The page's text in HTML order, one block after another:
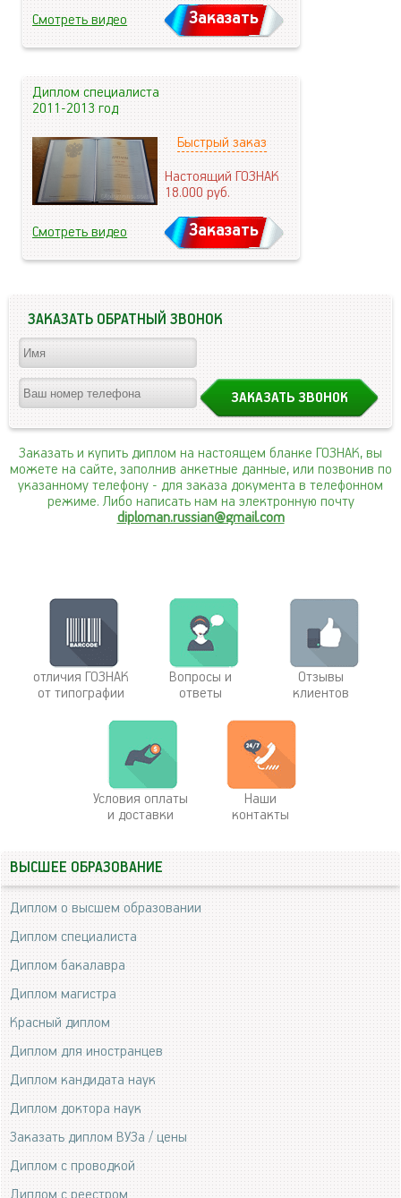
Смотреть видео Заказать
Диплом специалиста
2011-2013 год
Быстрый заказ
Настоящий ГОЗНАК
18.000руб.
Смотреть видео Заказать
ЗАКАЗАТЬ ОБРАТНЫЙ ЗВОНОК
Заказать и купить диплом на настоящем бланке ГОЗНАК, вы
можете на сайте, заполнив анкетные данные, или позвонив по
указанному телефону - для заказа документа в телефонном
режиме. Либо написать нам на электронную почту
diploman.russian@gmail.com
отличия ГОЗНАК
от типографии
Вопросы и
ответы
Отзывы
клиентов
Условия оплаты
и доставки
Наши
контакты
ВЫСШЕЕ ОБРАЗОВАНИЕ
Диплом о высшем образовании
Диплом специалиста
Диплом бакалавра
Диплом магистра
Красный диплом
Диплом для иностранцев
Диплом кандидата наук
Диплом доктора наук
Заказать диплом ВУЗа / цены
Диплом с проводкой